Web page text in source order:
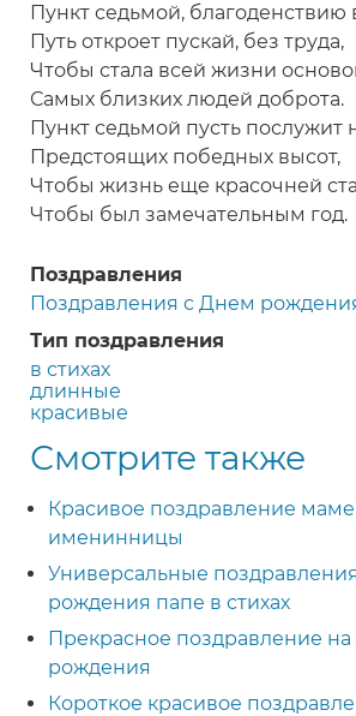
Пункт седьмой, благоденствию
Путь откроет пускай, без труда,
Чтобы стала всей жизни
Самых близких людей доброта.
Пункт седьмой пусть послужит
Предстоящих победных высот,
Чтобы жизнь еще красочней
Чтобы был замечательным год.
Поздравления
Поздравления с Днем
Тип поздравления
в стихах
длинные
красивые
Смотрите также
Красивое поздравление
именинницы
Универсальные
рождения папе в стихах
Прекрасное поздравление
рождения
Короткое красивое